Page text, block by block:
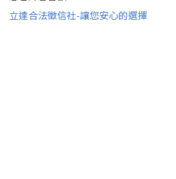
立達合法徵信社-讓您安心的選擇